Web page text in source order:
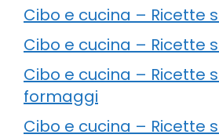
Cibo e cucina – Ricette
Cibo e cucina – Ricette
Cibo e cucina – Ricette
formaggi
Cibo e cucina – Ricette